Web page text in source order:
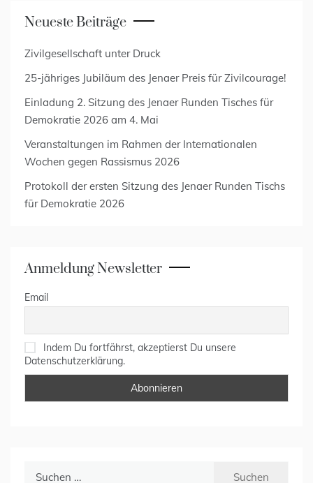
Neueste Beiträge
Zivilgesellschaft unter Druck
25-jähriges Jubiläum des Jenaer Preis für Zivilcourage!
Einladung 2. Sitzung des Jenaer Runden Tisches für
Demokratie 2026 am 4. Mai
Veranstaltungen im Rahmen der Internationalen
Wochen gegen Rassismus 2026
Protokoll der ersten Sitzung des Jenaer Runden Tischs
für Demokratie 2026
Anmeldung Newsletter
Email
Indem Du fortfährst, akzeptierst Du unsere
Datenschutzerklärung.